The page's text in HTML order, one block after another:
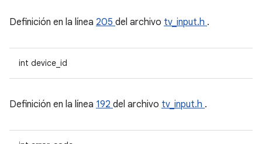
Definición en la línea 205 del archivo tv_input.h .
int device_id
Definición en la línea 192 del archivo tv_input.h .